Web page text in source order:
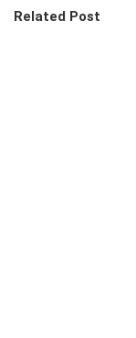
Related Post